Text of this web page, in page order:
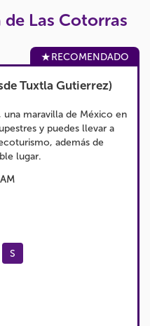
Las Cotorras
RECOMENDADO
Tuxtla Gutierrez)
una maravilla de México en
y puedes llevar a
además de
lugar.
S